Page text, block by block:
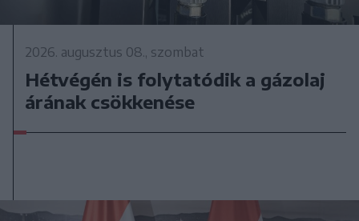
2026. augusztus 08., szombat
Hétvégén is folytatódik a gázolaj
árának csökkenése